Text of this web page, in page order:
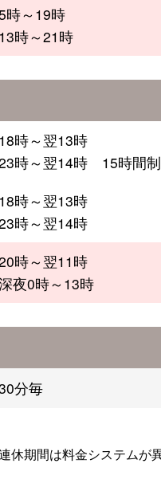
時～19時
13時～21時
18時～翌13時
時～翌14時 15時間制
18時～翌13時
時～翌14時
時～翌11時
夜0時～13時
分毎